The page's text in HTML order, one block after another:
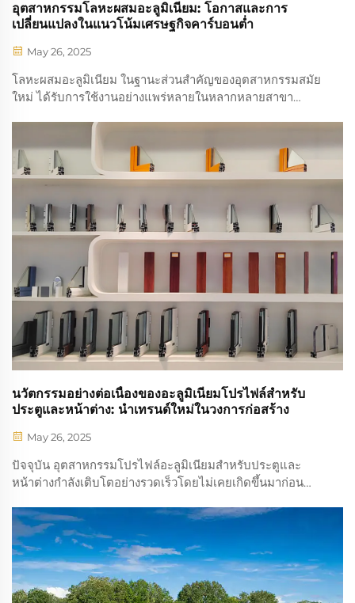
อุตสาหกรรมโลหะผสมอะลูมิเนียม: โอกาสและการ
เปลี่ยนแปลงในแนวโน้มเศรษฐกิจคาร์บอนต่ำ
May 26, 2025
โลหะผสมอะลูมิเนียม ในฐานะส่วนสำคัญของอุตสาหกรรมสมัย
ใหม่ ได้รับการใช้งานอย่างแพร่หลายในหลากหลายสาขา
ต่อการกัดกร่อน มีความยืดหยุ่นดี และสามารถแปรรูปได้ง่าย
ด้วยความต้องการทั่วโลกที่เพิ่มขึ้นเรื่อยๆ...
นวัตกรรมอย่างต่อเนื่องของอะลูมิเนียมโปรไฟล์สำหรับ
ประตูและหน้าต่าง: นำเทรนด์ใหม่ในวงการก่อสร้าง
May 26, 2025
ปัจจุบัน อุตสาหกรรมโปรไฟล์อะลูมิเนียมสำหรับประตูและ
หน้าต่างกำลังเติบโตอย่างรวดเร็วโดยไม่เคยเกิดขึ้นมาก่อน
โดยเพิ่มพลังและความเปลี่ยนแปลงอย่างลึกซึ้งให้กับวงการ
ก่อสร้างทั้งหมด...